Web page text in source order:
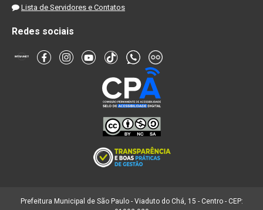
Lista de Servidores e Contatos
Redes sociais
Prefeitura Municipal de São Paulo - Viaduto do Chá, 15 - Centro - CEP: